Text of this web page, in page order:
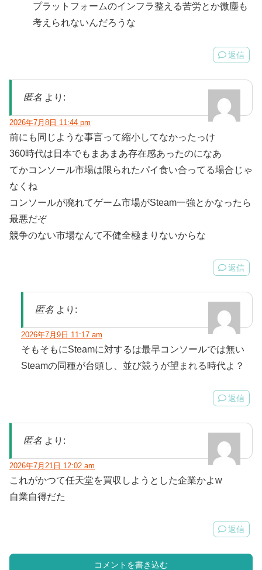
プラットフォームのインフラ整える苦労とか微塵も
考えられないんだろうな
返信
匿名 より:
2026年7月8日 11:44 pm
前にも同じような事言って縮小してなかったっけ
360時代は日本でもまあまあ存在感あったのになあ
てかコンソール市場は限られたパイ食い合ってる場合じゃ
なくね
コンソールが廃れてゲーム市場がSteam一強とかなったら
最悪だぞ
競争のない市場なんて不健全極まりないからな
返信
匿名 より:
2026年7月9日 11:17 am
そもそもにSteamに対するは最早コンソールでは無い
Steamの同種が台頭し、並び競うが望まれる時代よ？
返信
匿名 より:
2026年7月21日 12:02 am
これがかつて任天堂を買収しようとした企業かよw
自業自得だた
返信
コメントを書き込む